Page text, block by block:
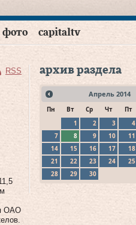
фото capitaltv
RSS
ОАО
архив раздела
Апрель 2014
Пн Вт Ср Чт Пт
1
2 3 4
7
8 9 10 11
14
15 16 17 18
21
22 23 24 25
28
29 30